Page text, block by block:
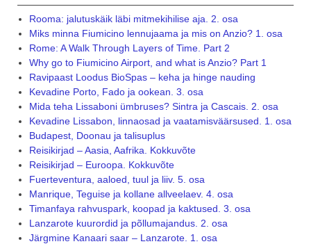
Rooma: jalutuskäik läbi mitmekihilise aja. 2. osa
Miks minna Fiumicino lennujaama ja mis on Anzio? 1. osa
Rome: A Walk Through Layers of Time. Part 2
Why go to Fiumicino Airport, and what is Anzio? Part 1
Ravipaast Loodus BioSpas – keha ja hinge nauding
Kevadine Porto, Fado ja ookean. 3. osa
Mida teha Lissaboni ümbruses? Sintra ja Cascais. 2. osa
Kevadine Lissabon, linnaosad ja vaatamisväärsused. 1. osa
Budapest, Doonau ja talisuplus
Reisikirjad – Aasia, Aafrika. Kokkuvõte
Reisikirjad – Euroopa. Kokkuvõte
Fuerteventura, aaloed, tuul ja liiv. 5. osa
Manrique, Teguise ja kollane allveelaev. 4. osa
Timanfaya rahvuspark, koopad ja kaktused. 3. osa
Lanzarote kuurordid ja põllumajandus. 2. osa
Järgmine Kanaari saar – Lanzarote. 1. osa